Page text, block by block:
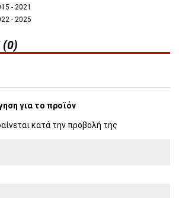
- 2021
- 2025
(0)
για το προϊόν
κατά την προβολή της